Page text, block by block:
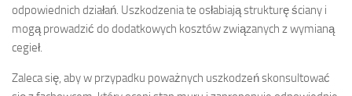
odpowiednich działań. Uszkodzenia te osłabiają strukturę ściany i
mogą prowadzić do dodatkowych kosztów związanych z wymianą
cegieł.
Zaleca się, aby w przypadku poważnych uszkodzeń skonsultować